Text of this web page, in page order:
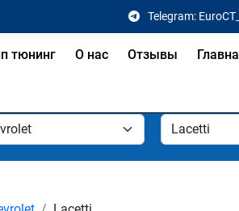
Telegram:
тюнинг О нас Отзывы